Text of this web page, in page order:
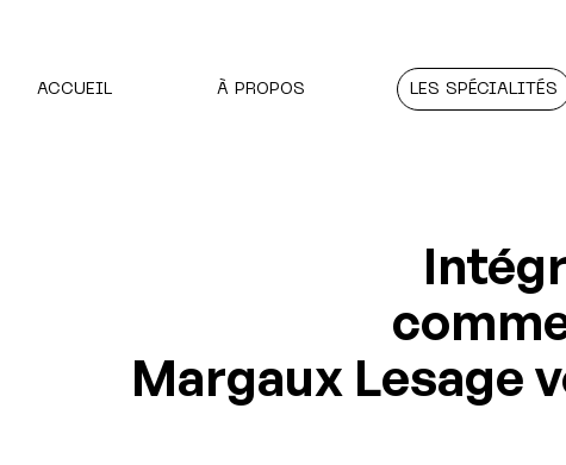
ACCUEIL À PROPOS LES SPÉCIALITÉS
Margaux Lesage